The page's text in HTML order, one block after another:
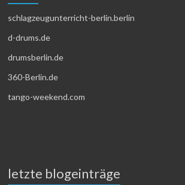
schlagzeugunterricht-berlin.berlin
d-drums.de
drumsberlin.de
360-Berlin.de
tango-weekend.com
letzte blogeinträge